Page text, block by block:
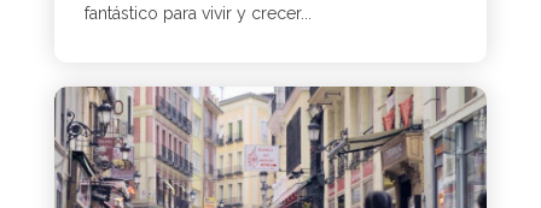
fantástico para vivir y crecer...